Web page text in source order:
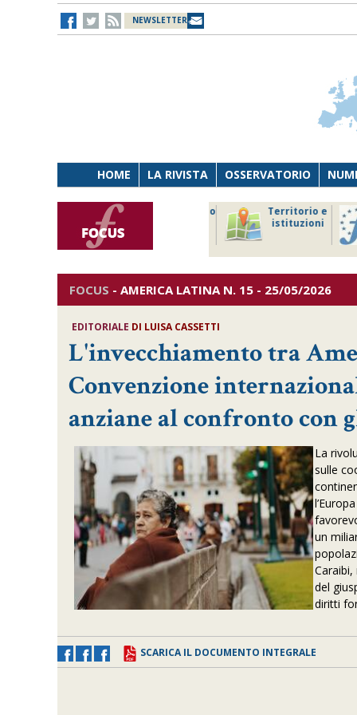
NEWSLETTER
HOME LA RIVISTA OSSERVATORIO
Territorio e
istituzioni
FOCUS - AMERICA LATINAN. 15 - 25/05/2026
EDITORIALE DI LUISA CASSETTI
L'invecchiamento tra
Convenzione
anziane al confronto
La
sulle
un
del
diritti
SCARICA IL DOCUMENTO INTEGRALE